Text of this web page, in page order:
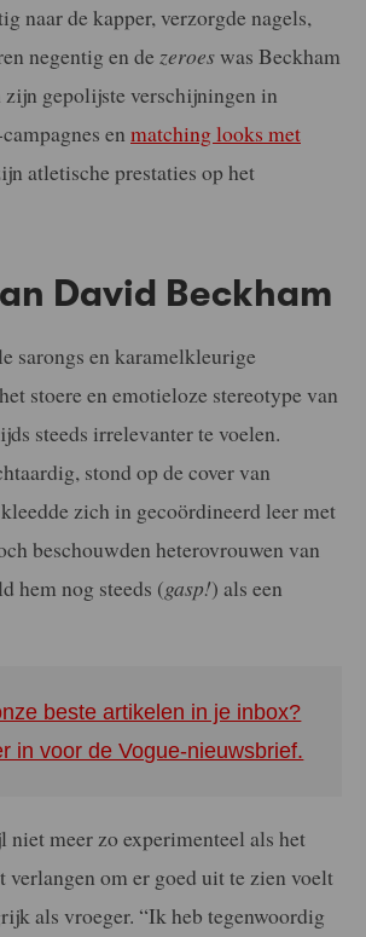
naar de kapper, verzorgde nagels,
negentig en de zeroeswas Beckham
zijn gepolijste verschijningen in
en matching looks met
atletische prestaties op het
David Beckham
sarongs en karamelkleurige
stoere en emotieloze stereotype van
steeds irrelevanter te voelen.
stond op de cover van
zich in gecoördineerd leer met
beschouwden heterovrouwen van
hem nog steeds (gasp!) als een
beste artikelen in je inbox?
in voor de Vogue-nieuwsbrief.
meer zo experimenteel als het
verlangen om er goed uit te zien voelt
als vroeger. “Ik heb tegenwoordig